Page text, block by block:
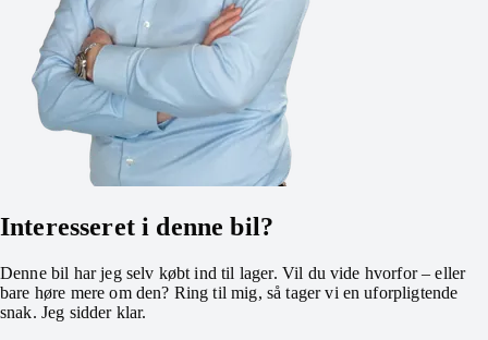
Interesseret i denne bil?
Denne bil har jeg selv købt ind til lager. Vil du vide hvorfor – eller
bare høre mere om den? Ring til mig, så tager vi en uforpligtende
snak. Jeg sidder klar.